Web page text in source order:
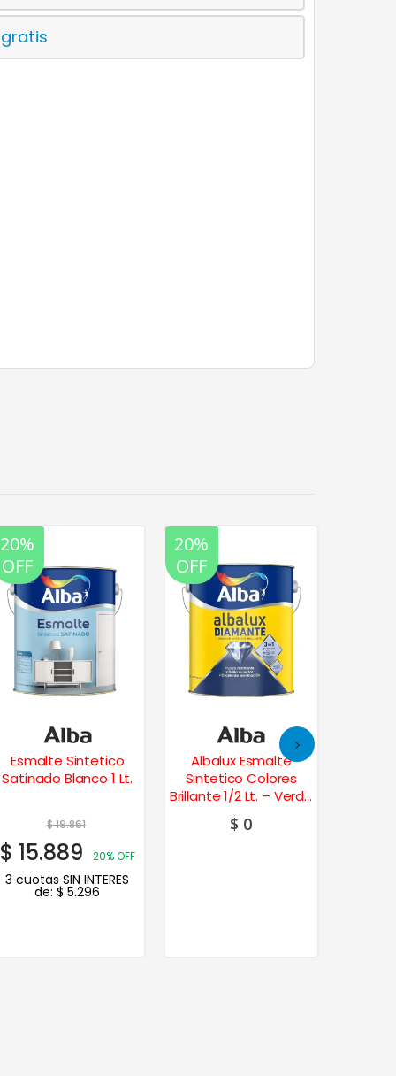
20%
OFF
Esmalte Sintetico
Satinado Blanco 1 Lt.
$19.861
$ 15.889 20% OFF
3 cuotas SIN INTERES
de:$ 5.296
20%
OFF
Albalux Esmalte
Sintetico Colores
Brillante 1/2 Lt. – Verde
Esmeralda
$ 0